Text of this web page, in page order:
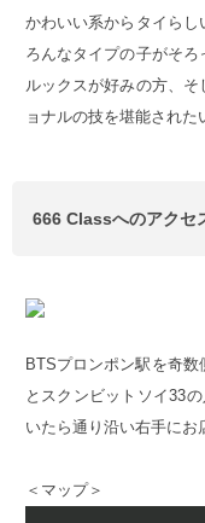
かわいい系からタイら
ろんなタイプの子がそ
ルックスが好みの方、
ョナルの技を堪能された
666 Classへのアクセ
BTSプロンポン駅を奇
とスクンビットソイ33
いたら通り沿い右手にお
＜マップ＞